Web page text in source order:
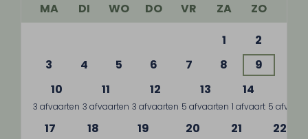
MA DI WO DO VR ZA
ZO
1
2
3
4 5 6 7 8
9
10
3 afvaarten
11
3 afvaarten
12
3 afvaarten
13
5 afvaarten
14
1 afvaart 5
17 18 19 20 21 22